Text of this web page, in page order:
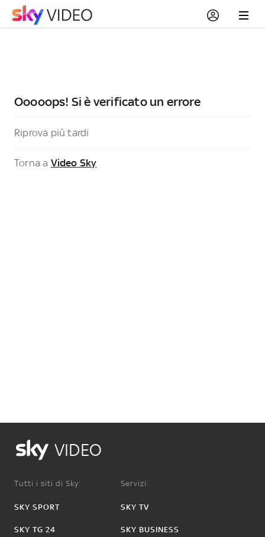
Ooooops! Si è verificato un errore
Riprova più tardi
Torna a Video Sky
VIDEO
Tutti i siti di Sky:
SKY SPORT
SKY TG 24
Servizi:
SKY TV
SKY BUSINESS